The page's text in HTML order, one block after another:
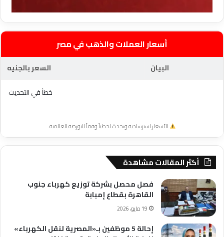
أسعار العملات والذهب في مصر
البيان
السعر بالجنيه
خطأ في التحديث
الأسعار استرشادية وتحدث لحظياً وفقاً للبورصة العالمية.
أكثر المقالات مشاهدة
فصل محصل بشركة توزيع كهرباء جنوب
القاهرة بقطاع إمبابة
19 مايو، 2026
إحالة 5 موظفين بـ«المصرية لنقل الكهرباء»